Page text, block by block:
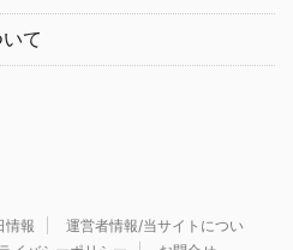
て
情報
運営者情報/当サイトについ